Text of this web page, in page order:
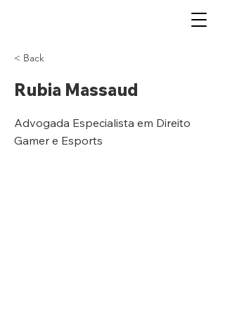
< Back
Rubia Massaud
Advogada Especialista em Direito
Gamer e Esports